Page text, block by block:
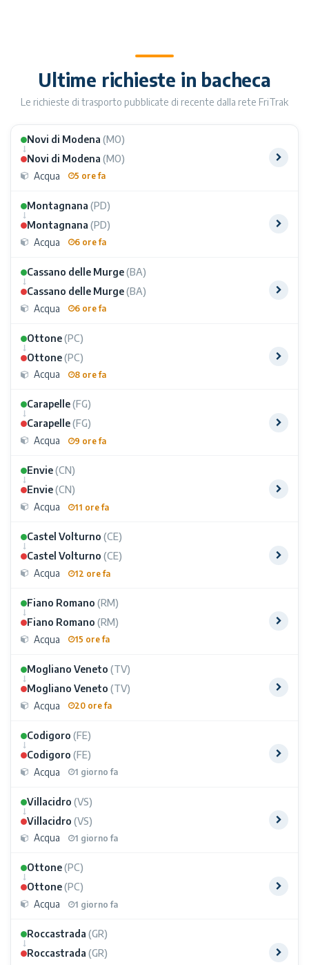
Ultime richieste in bacheca
Le richieste di trasporto pubblicate di recente dalla rete FriTrak
Novi di Modena (MO)
Novi di Modena (MO)
Acqua
5 ore fa
Montagnana (PD)
Montagnana (PD)
Acqua
6 ore fa
Cassano delle Murge(BA)
Cassano delle Murge(BA)
Acqua
6 ore fa
Ottone(PC)
Ottone(PC)
Acqua
8 ore fa
Carapelle(FG)
Carapelle(FG)
Acqua
9 ore fa
Envie(CN)
Envie(CN)
Acqua
11 ore fa
Castel Volturno (CE)
Castel Volturno (CE)
Acqua
12 ore fa
Fiano Romano (RM)
Fiano Romano (RM)
Acqua
15 ore fa
Mogliano Veneto (TV)
Mogliano Veneto (TV)
Acqua
20 ore fa
Codigoro (FE)
Codigoro (FE)
Acqua
1 giorno fa
Villacidro (VS)
Villacidro (VS)
Acqua
1 giorno fa
Ottone(PC)
Ottone(PC)
Acqua
1 giorno fa
Roccastrada (GR)
Roccastrada (GR)